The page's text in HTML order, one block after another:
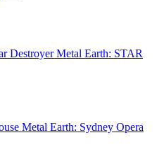
Metal Earth: STAR
Metal Earth: Sydney Opera